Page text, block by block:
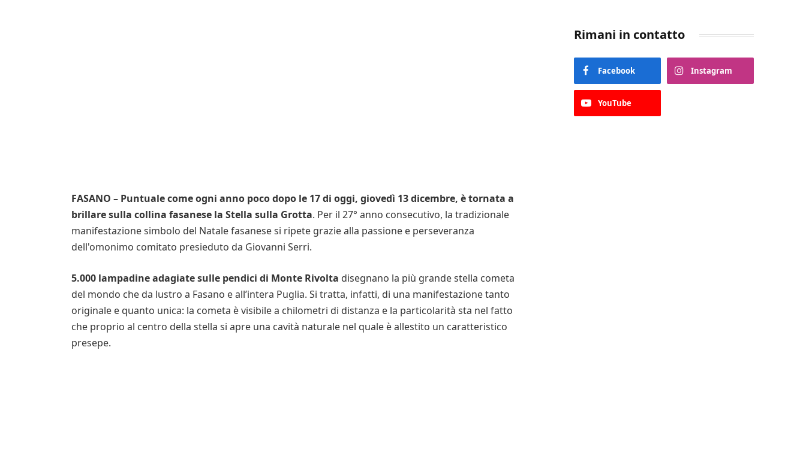
FASANO – Puntuale come ogni anno poco dopo le 17 di oggi, giovedì 13 dicembre, è tornata a
brillare sulla collina fasanese la Stella sulla Grotta. Per il 27° anno consecutivo, la tradizionale
manifestazione simbolo del Natale fasanese si ripete grazie alla passione e perseveranza
dell'omonimo comitato presieduto da Giovanni Serri.
5.000 lampadine adagiate sulle pendici di Monte Rivolta disegnano la più grande stella cometa
del mondo che da lustro a Fasano e all’intera Puglia. Si tratta, infatti, di una manifestazione tanto
originale e quanto unica: la cometa è visibile a chilometri di distanza e la particolarità sta nel fatto
che proprio al centro della stella si apre una cavità naturale nel quale è allestito un caratteristico
presepe.
Rimani in contatto
Facebook Instagram
YouTube